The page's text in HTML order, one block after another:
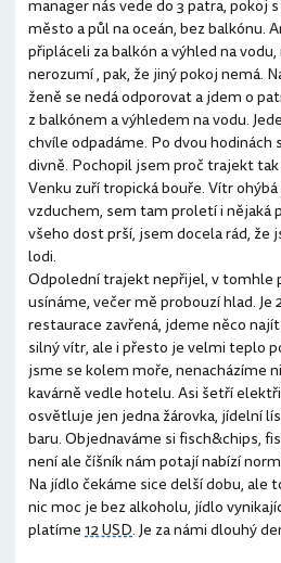
manager nás vede do 3 patra, pokoj
město a půl na oceán, bez balkónu.
připláceli za balkón a výhled na
nerozumí , pak, že jiný pokoj nemá.
ženě se nedá odporovat a jdem o
z balkónem a výhledem na vodu.
chvíle odpadáme. Po dvou hodinách
divně. Pochopil jsem proč trajekt
Venku zuří tropická bouře. Vítr
vzduchem, sem tam proletí i nějaká
všeho dost prší, jsem docela rád, že
lodi.
Odpolední trajekt nepřijel, v tomhle
usínáme, večer mě probouzí hlad. Je
restaurace zavřená, jdeme něco
silný vítr, ale i přesto je velmi teplo
jsme se kolem moře, nenacházíme
kavárně vedle hotelu. Asi šetří
osvětluje jen jedna žárovka, jídelní
baru. Objednaváme si fisch&chips,
není ale číšník nám potají nabízí
Na jídlo čekáme sice delší dobu, ale
nic moc je bez alkoholu, jídlo
platíme12 USD. Je za námi dlouhý